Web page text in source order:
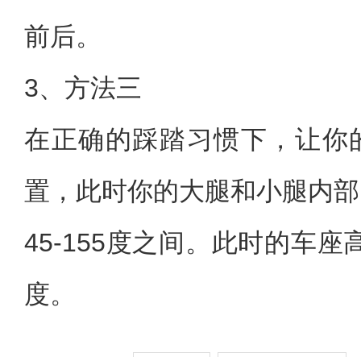
前后。
3、方法三
在正确的踩踏习惯下，让你
置，此时你的大腿和小腿内
45-155度之间。此时的车座
度。